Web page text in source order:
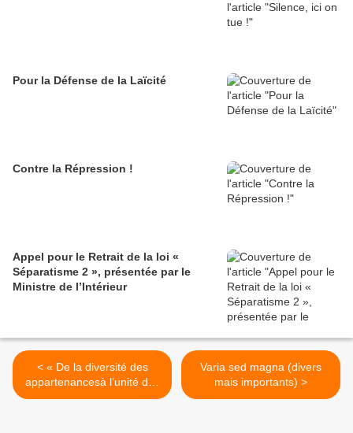
Pour la Défense de la Laïcité
Contre la Répression !
Appel pour le Retrait de la loi «
Séparatisme 2 », présentée par le
Ministre de l’Intérieur
< « De la diversité des
appartenancesà l’unité des
convictions dans la Libre
Varia sed magna (divers
mais importants) >